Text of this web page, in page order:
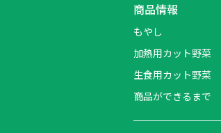
商品情報
もやし
加熱用カット野菜
生食用カット野菜
商品ができるまで